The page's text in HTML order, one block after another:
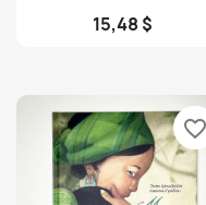
15,48 $
favorite_border